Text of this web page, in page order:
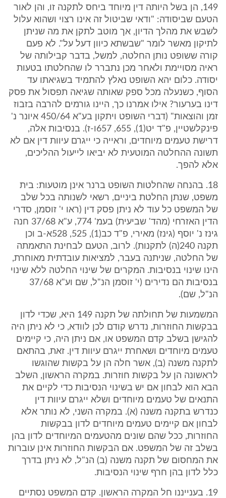
149, הן בשל היותה דין מיוחד ביחס לתקנה זו, והן לאור
הטעם שביסודה: "ודאי שביטול זה אינו רצוי ושהוא עלול
לשבש את מהלך הדיון, אך מוטב לתקן את מה שניתן
לתיקון מאשר לומר "שבשתא כיוון דעל על". לא פעם
קורה ששופט נותן החלטה, למשל, בדבר קבילותה של
ראיה מסויימת ולאחר מכן נתברר לו שהחלטתו בטעות
יסודה. כלום יהא השופט נאלץ להתמיד בשגיאתו עד
הסוף, כשנעלה מכל ספק שאותה שגיאה תפסול את פסק
דינו בערעור? אילו אמרנו כך, היינו גורמים להרבה בזבוז
זמן והוצאות" (דברי השופט ויתקון בע"א 450/64 איונר נ'
פינקלשטיין, פ"ד יט(1), 655, 657ו-ז). בנסיבות אלה,
דרישת טעמים מיוחדים, וראייה כי ייגרם עיוות דין אם לא
תשונה ההחלטה המוטעית לא יביאו לייעול ההליכים,
אלא להפך.
18. בהנחה שהחלטות השופט ברנר אינן מוטעות: בית
משפט, שנתן החלטת ביניים, רשאי לשנותה בכל שלב
של המשפט כל עוד לא ניתן פסק דין (ראו י' זוסמן, סדרי
הדין האזרחי (מהד' שביעית) בעמ' 774, ע"א 37/68 חנה
גינז נ' יוסף (גינז) מאירי, פ"ד כב(1), 525, 528א-ב וכן
תקנה 240(ה) לתקנות). לרוב, הטעם לבחינת התאמתה
של החלטה, שניתנה בעבר, למציאות עובדתית מאוחרת,
הינו שינוי בנסיבות. המקרים של שינוי החלטה ללא שינוי
בנסיבות הם נדירים (י' זוסמן הנ"ל, שם וע"א 37/68
הנ"ל, שם).
המשמעות של תחולתה של תקנה 149 היא, שכדי לדון
בבקשות החוזרות, נדרש קודם לכן לוודא, כי לא ניתן היה
להגישן בשלב קדם המשפט או, אם ניתן היה, כי קיימים
טעמים מיוחדים ושאחרת ייגרם עיוות דין. זאת, בהתאם
לתקנה משנה (ב), אשר חלה הן על בקשות שהוגשו
לראשונה הן על בקשות חוזרות. במקרה הראשון, השלב
הבא הוא לבחון אם יש בשינוי הנסיבות כדי לקיים את
התנאים של טעמים מיוחדים ושלא ייגרם עיוות דין
כנדרש בתקנה משנה (א). במקרה השני, לא נותר אלא
לבחון אם קיימים טעמים מיוחדים לדון בבקשות
החוזרות, ככל שהם שונים מהטעמים המיוחדים לדון בהן
בשלב זה של המשפט. אם הבקשות החוזרות אינן עוברות
את המחסום של תקנה משנה (ב) הנ"ל, לא ניתן בדרך
כלל לדון בהן חרף שינוי הנסיבות.
19. בענייננו חל המקרה הראשון. קדם המשפט נסתיים